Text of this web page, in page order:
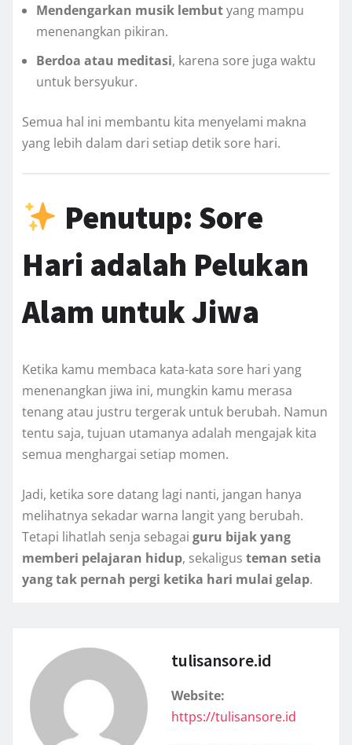
Mendengarkan musik lembutyang mampu
menenangkan pikiran.
Berdoa atau meditasi, karena sore juga waktu
untuk bersyukur.
Semua hal ini membantu kita menyelami makna
yang lebih dalam dari setiap detik sore hari.
Penutup: Sore
Hari adalah Pelukan
Alam untuk Jiwa
Ketika kamu membaca kata-kata sore hari yang
menenangkan jiwa ini, mungkin kamu merasa
tenang atau justru tergerak untuk berubah. Namun
tentu saja, tujuan utamanya adalah mengajak kita
semua menghargai setiap momen.
Jadi, ketika sore datang lagi nanti, jangan hanya
melihatnya sekadar warna langit yang berubah.
Tetapi lihatlah senja sebagai guru bijak yang
memberi pelajaran hidup, sekaligus teman setia
yang tak pernah pergi ketika hari mulai gelap.
tulisansore.id
Website:
https://tulisansore.id